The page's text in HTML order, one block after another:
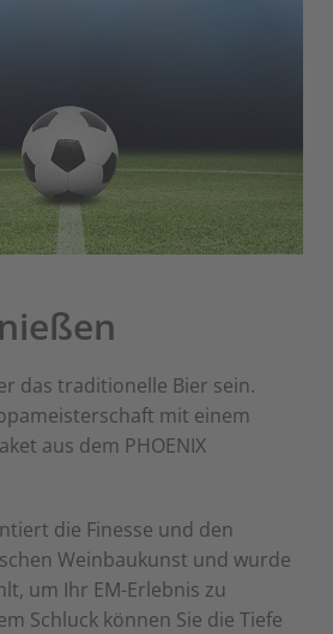
das traditionelle Bier sein.
mit einem
aus dem PHOENIX
die Finesse und den
Weinbaukunst und wurde
um Ihr EM-Erlebnis zu
Schluck können Sie die Tiefe